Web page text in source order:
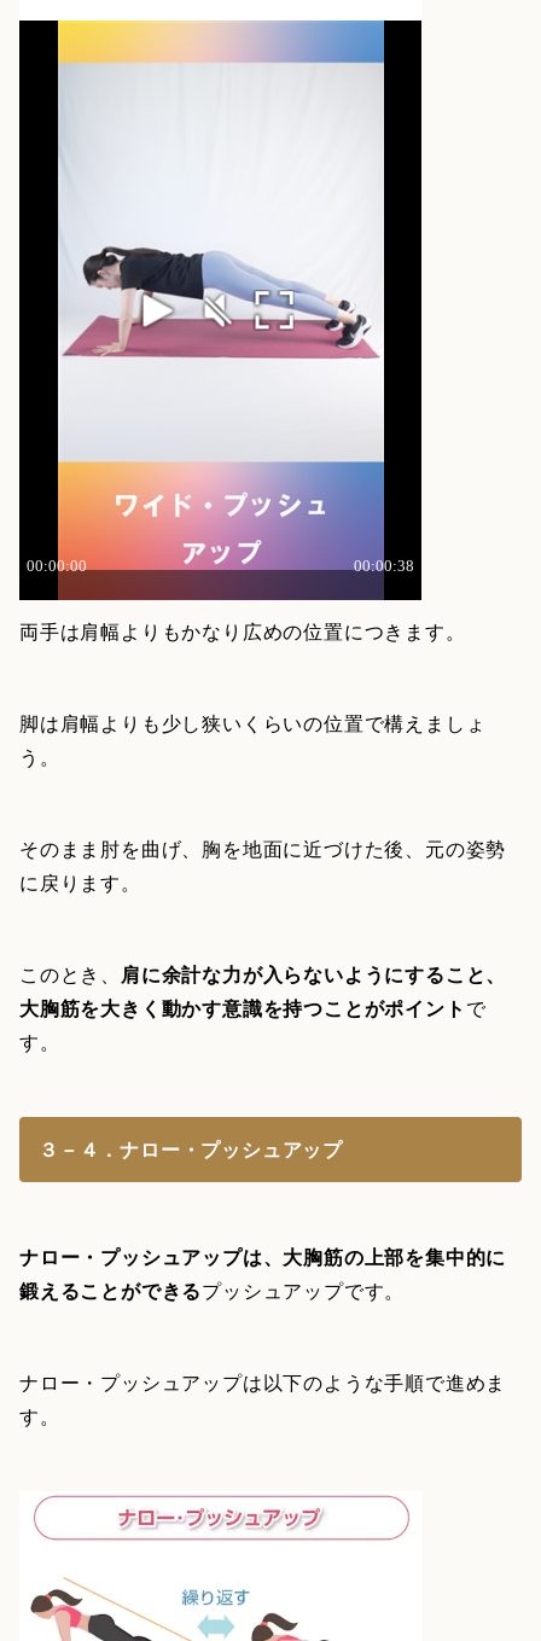
両手は肩幅よりもかなり広めの位置につきます。
脚は肩幅よりも少し狭いくらいの位置で構えましょ
う。
そのまま肘を曲げ、胸を地面に近づけた後、元の姿勢
に戻ります。
このとき、 肩に余計な力が入らないようにすること、
大胸筋を大きく動かす意識を持つことがポイント で
す。
３－４．ナロー・プッシュアップ
ナロー・プッシュアップは、大胸筋の上部を集中的に
鍛えることができるプッシュアップです。
ナロー・プッシュアップは以下のような手順で進めま
す。